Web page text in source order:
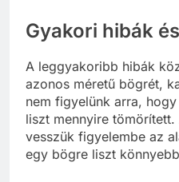
Gyakori hibák
A leggyakoribb hibák
azonos méretű bögrét,
nem figyelünk arra,
liszt mennyire
vesszük figyelembe az
egy bögre liszt